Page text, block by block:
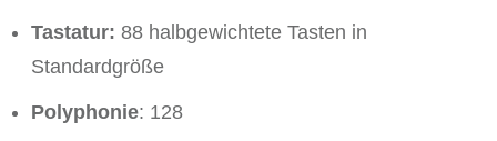
Tastatur: 88 halbgewichtete Tasten in
Standardgröße
Polyphonie: 128